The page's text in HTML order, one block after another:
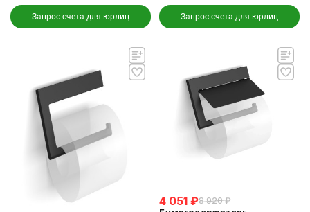
Запрос счета для юрлиц Запрос счета для юрлиц
4 051 ₽8 920 ₽